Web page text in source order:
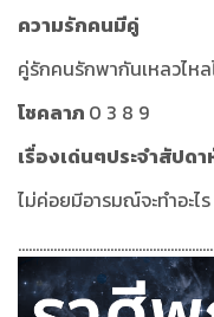
ความรักคนมีคู่
คู่รักคนรักพากันเหลวไหล
โชคลาภ 0 3 8 9
เรื่องเด่นๆประจำสัปดา
ไม่ค่อยมีอารมณ์จะทำอะไ